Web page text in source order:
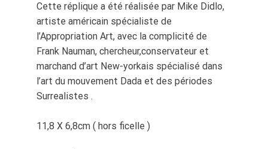
Cette réplique a été réalisée par Mike Didlo,
artiste américain spécialiste de
l’Appropriation Art, avec la complicité de
Frank Nauman, chercheur,conservateur et
marchand d’art New-yorkais spécialisé dans
l’art du mouvement Dada et des périodes
Surrealistes .
11,8 X 6,8cm ( hors ficelle )